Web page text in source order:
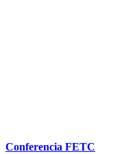
Conferencia FETC